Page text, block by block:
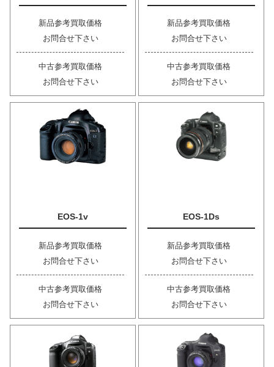
新品参考買取価格
お問合せ下さい
中古参考買取価格
お問合せ下さい
新品参考買取価格
お問合せ下さい
中古参考買取価格
お問合せ下さい
EOS-1v
新品参考買取価格
お問合せ下さい
中古参考買取価格
お問合せ下さい
EOS-1Ds
新品参考買取価格
お問合せ下さい
中古参考買取価格
お問合せ下さい